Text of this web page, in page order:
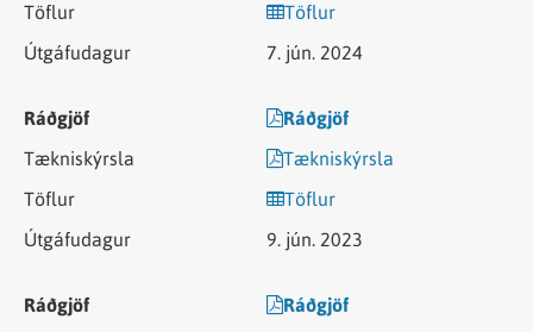
Töflur
7. jún. 2024
Ráðgjöf
Tækniskýrsla
Töflur
9. jún. 2023
Ráðgjöf